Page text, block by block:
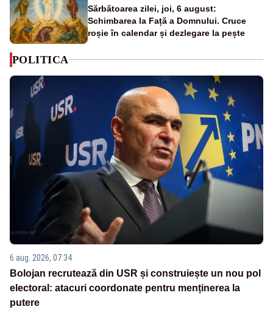
Sărbătoarea zilei, joi, 6 august:
Schimbarea la Față a Domnului. Cruce
roșie în calendar și dezlegare la pește
POLITICA
6 aug. 2026, 07:34
Bolojan recrutează din USR și construiește un nou pol
electoral: atacuri coordonate pentru menținerea la
putere